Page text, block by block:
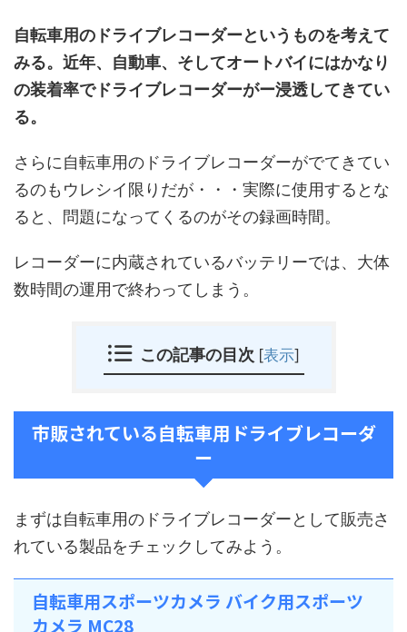
自転車用のドライブレコーダーというものを考えて
みる。近年、自動車、そしてオートバイにはかなり
の装着率でドライブレコーダーがー浸透してきてい
る。
さらに自転車用のドライブレコーダーがでてきてい
るのもウレシイ限りだが・・・実際に使用するとな
ると、問題になってくるのがその録画時間。
レコーダーに内蔵されているバッテリーでは、大体
数時間の運用で終わってしまう。
この記事の目次 [表示]
市販されている自転車用ドライブレコーダ
ー
まずは自転車用のドライブレコーダーとして販売さ
れている製品をチェックしてみよう。
自転車用スポーツカメラ バイク用スポーツ
カメラ MC28